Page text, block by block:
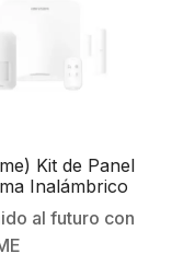
1.5 Vcc / 1
útil de
Kit de Panel
Inalámbrico
/ Soporta
/ Wi-Fi /
de
al futuro con